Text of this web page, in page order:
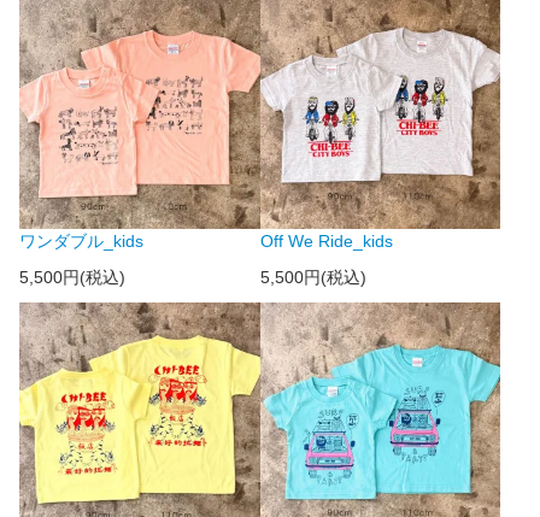
ワンダブル_kids
5,500円(税込)
Off We Ride_kids
5,500円(税込)